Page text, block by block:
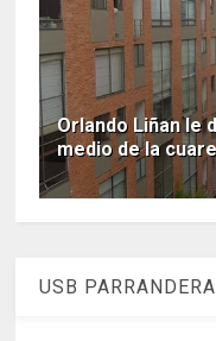
Orlando Liñan le
medio de la
USB PARRANDERA